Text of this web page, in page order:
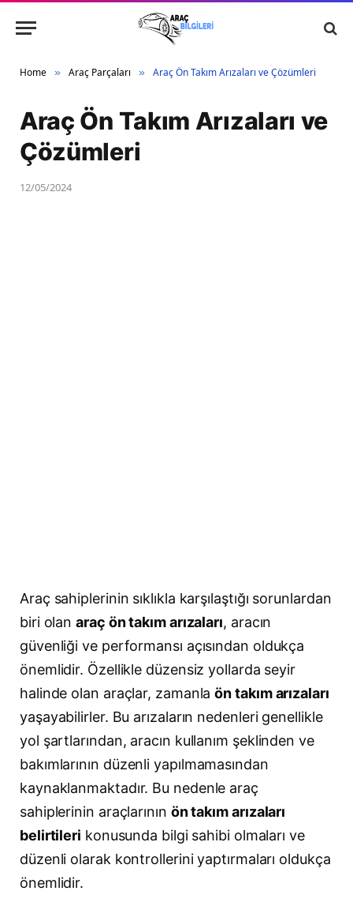
Home » Araç Parçaları » Araç Ön Takım Arızaları ve Çözümleri
Araç Ön Takım Arızaları ve
Çözümleri
12/05/2024
Araç sahiplerinin sıklıkla karşılaştığı sorunlardan
biri olanaraç ön takım arızaları, aracın
güvenliği ve performansı açısından oldukça
önemlidir. Özellikle düzensiz yollarda seyir
halinde olan araçlar, zamanlaön takım arızaları
yaşayabilirler. Bu arızaların nedenleri genellikle
yol şartlarından, aracın kullanım şeklinden ve
bakımlarının düzenli yapılmamasından
kaynaklanmaktadır. Bu nedenle araç
sahiplerinin araçlarının ön takım arızaları
belirtileri konusunda bilgi sahibi olmaları ve
düzenli olarak kontrollerini yaptırmaları oldukça
önemlidir.